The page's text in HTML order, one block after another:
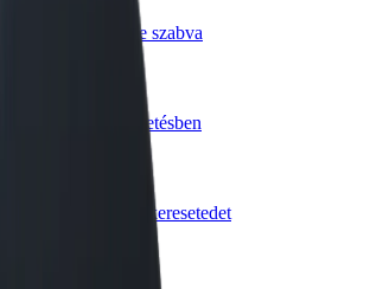
igényeidre szabva
részesülj heti kifizetésben
hozzáadása
és növeld keresetedet